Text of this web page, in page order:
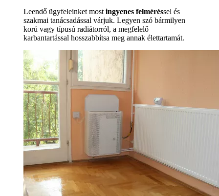
Leendő ügyfeleinket most ingyenes felméréssel és
szakmai tanácsadással várjuk. Legyen szó bármilyen
korú vagy típusú radiátorról, a megfelelő
karbantartással hosszabbítsa meg annak élettartamát.